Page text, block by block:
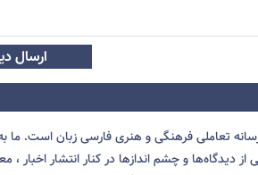
ارسال
تعاملی فرهنگی و هنری فارسی زبان است. ما
و چشم انداز‌ها در کنار انتشار اخبار ،